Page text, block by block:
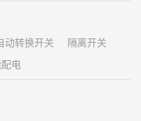
动转换开关
隔离开关
电